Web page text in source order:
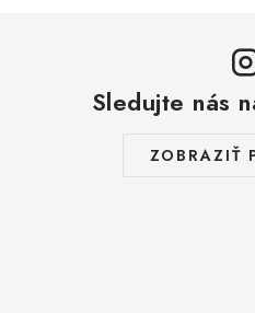
Sledujte nás
ZOBRAZIŤ